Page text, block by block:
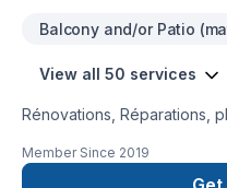
Balcony and/or Patio
View all 50 services
Rénovations, Réparations,
Member Since 2019